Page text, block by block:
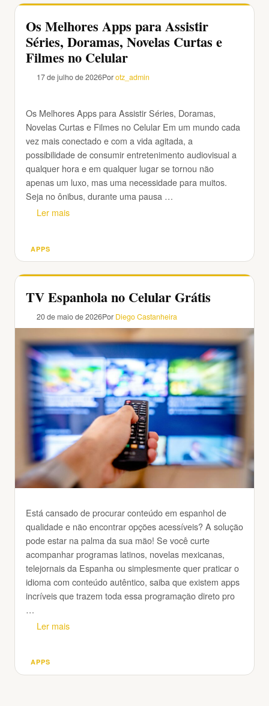
Os Melhores Apps para Assistir
Séries, Doramas, Novelas Curtas e
Filmes no Celular
17 de julho de 2026Porotz_admin
Os Melhores Apps para Assistir Séries, Doramas,
Novelas Curtas e Filmes no Celular Em um mundo cada
vez mais conectado e com a vida agitada, a
possibilidade de consumir entretenimento audiovisual a
qualquer hora e em qualquer lugar se tornou não
apenas um luxo, mas uma necessidade para muitos.
Seja no ônibus, durante uma pausa …
Ler mais
Categorias
APPS
TV Espanhola no Celular Grátis
20 de maio de 2026Por Diego Castanheira
Está cansado de procurar conteúdo em espanhol de
qualidade e não encontrar opções acessíveis? A solução
pode estar na palma da sua mão! Se você curte
acompanhar programas latinos, novelas mexicanas,
telejornais da Espanha ou simplesmente quer praticar o
idioma com conteúdo autêntico, saiba que existem apps
incríveis que trazem toda essa programação direto pro
…
Ler mais
Categorias
APPS